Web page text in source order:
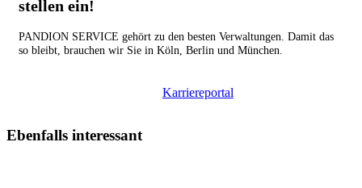
stellen ein!
PANDION SERVICE gehört zu den besten Verwaltungen. Damit das
so bleibt, brauchen wir Sie in Köln, Berlin und München.
Karriereportal
Ebenfalls interessant